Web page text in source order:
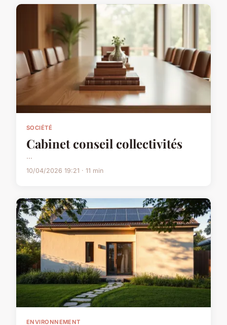
SOCIÉTÉ
Cabinet conseil collectivités
...
10/04/2026 19:21 · 11 min
ENVIRONNEMENT